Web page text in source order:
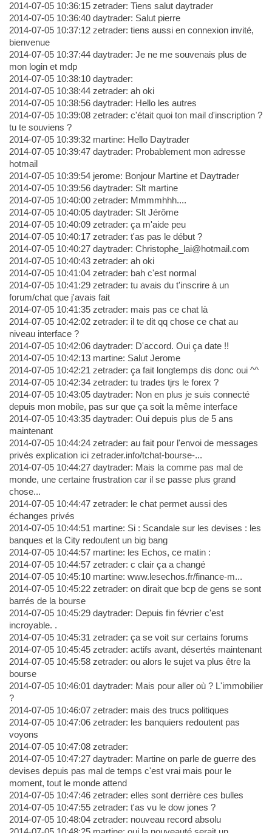
2014-07-05 10:36:15 zetrader: Tiens salut daytrader
2014-07-05 10:36:40 daytrader: Salut pierre
2014-07-05 10:37:12 zetrader: tiens aussi en connexion invité,
bienvenue
2014-07-05 10:37:44 daytrader: Je ne me souvenais plus de
mon login et mdp
2014-07-05 10:38:10 daytrader:
2014-07-05 10:38:44 zetrader: ah oki
2014-07-05 10:38:56 daytrader: Hello les autres
2014-07-05 10:39:08 zetrader: c'était quoi ton mail d'inscription ?
tu te souviens ?
2014-07-05 10:39:32 martine: Hello Daytrader
2014-07-05 10:39:47 daytrader: Probablement mon adresse
hotmail
2014-07-05 10:39:54 jerome: Bonjour Martine et Daytrader
2014-07-05 10:39:56 daytrader: Slt martine
2014-07-05 10:40:00 zetrader: Mmmmhhh....
2014-07-05 10:40:05 daytrader: Slt Jérôme
2014-07-05 10:40:09 zetrader: ça m'aide peu
2014-07-05 10:40:17 zetrader: t'as pas le début ?
2014-07-05 10:40:27 daytrader: Christophe_lai@hotmail.com
2014-07-05 10:40:43 zetrader: ah oki
2014-07-05 10:41:04 zetrader: bah c'est normal
2014-07-05 10:41:29 zetrader: tu avais du t'inscrire à un
forum/chat que j'avais fait
2014-07-05 10:41:35 zetrader: mais pas ce chat là
2014-07-05 10:42:02 zetrader: il te dit qq chose ce chat au
niveau interface ?
2014-07-05 10:42:06 daytrader: D'accord. Oui ça date !!
2014-07-05 10:42:13 martine: Salut Jerome
2014-07-05 10:42:21 zetrader: ça fait longtemps dis donc oui ^^
2014-07-05 10:42:34 zetrader: tu trades tjrs le forex ?
2014-07-05 10:43:05 daytrader: Non en plus je suis connecté
depuis mon mobile, pas sur que ça soit la même interface
2014-07-05 10:43:35 daytrader: Oui depuis plus de 5 ans
maintenant
2014-07-05 10:44:24 zetrader: au fait pour l'envoi de messages
privés explication ici zetrader.info/tchat-bourse-...
2014-07-05 10:44:27 daytrader: Mais la comme pas mal de
monde, une certaine frustration car il se passe plus grand
chose...
2014-07-05 10:44:47 zetrader: le chat permet aussi des
échanges privés
2014-07-05 10:44:51 martine: Si : Scandale sur les devises : les
banques et la City redoutent un big bang
2014-07-05 10:44:57 martine: les Echos, ce matin :
2014-07-05 10:44:57 zetrader: c clair ça a changé
2014-07-05 10:45:10 martine: www.lesechos.fr/finance-m...
2014-07-05 10:45:22 zetrader: on dirait que bcp de gens se sont
barrés de la bourse
2014-07-05 10:45:29 daytrader: Depuis fin février c'est
incroyable. .
2014-07-05 10:45:31 zetrader: ça se voit sur certains forums
2014-07-05 10:45:45 zetrader: actifs avant, désertés maintenant
2014-07-05 10:45:58 zetrader: ou alors le sujet va plus être la
bourse
2014-07-05 10:46:01 daytrader: Mais pour aller où ? L'immobilier
?
2014-07-05 10:46:07 zetrader: mais des trucs politiques
2014-07-05 10:47:06 zetrader: les banquiers redoutent pas
voyons
2014-07-05 10:47:08 zetrader:
2014-07-05 10:47:27 daytrader: Martine on parle de guerre des
devises depuis pas mal de temps c'est vrai mais pour le
moment, tout le monde attend
2014-07-05 10:47:46 zetrader: elles sont derrière ces bulles
2014-07-05 10:47:55 zetrader: t'as vu le dow jones ?
2014-07-05 10:48:04 zetrader: nouveau record absolu